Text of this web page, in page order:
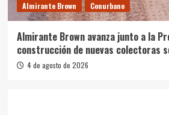
Almirante Brown Conurbano
Almirante Brown avanza junto a la
construcción de nuevas colectoras
4 de agosto de 2026